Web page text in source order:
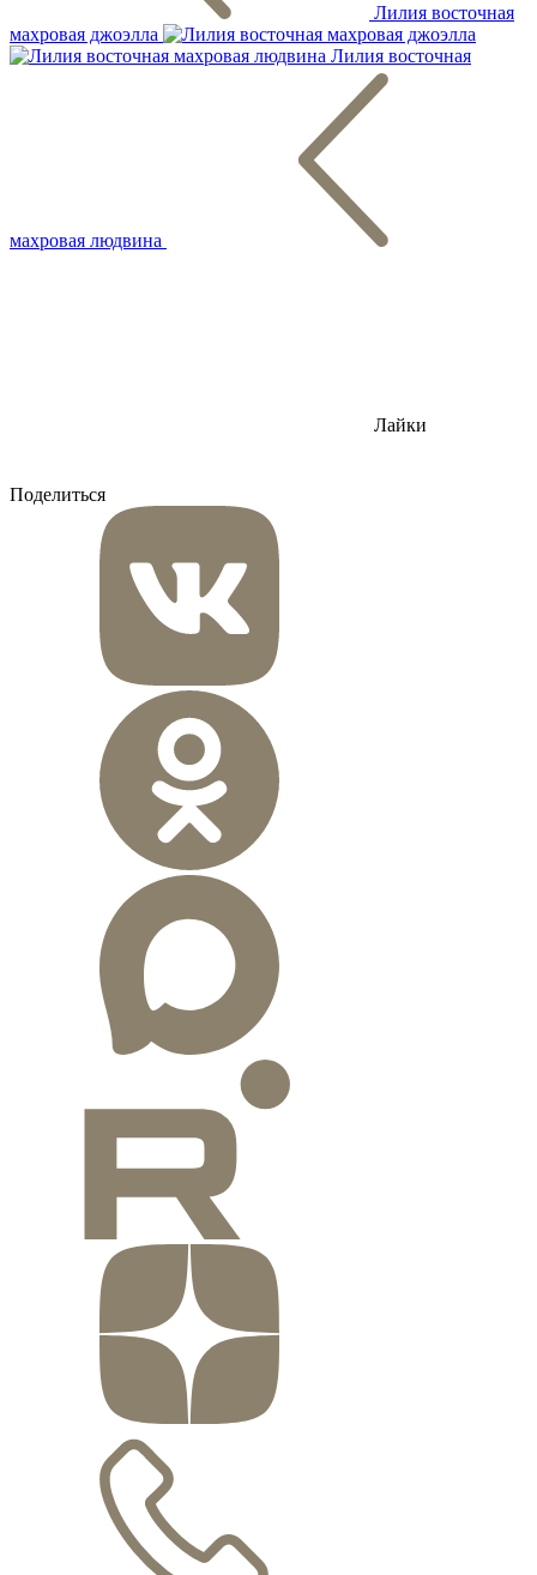
Лилия восточная
махровая джоэлла
Лилия восточная
махровая людвина
Лайки
Поделиться